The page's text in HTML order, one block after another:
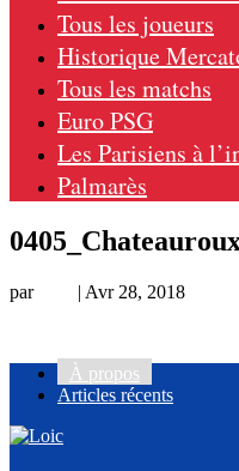
Tous les joueurs
Historique
Tous les matchs
Euro PSG
Les Parisiens à
Palmarès
par | Avr 28, 2018
À propos
Articles récents